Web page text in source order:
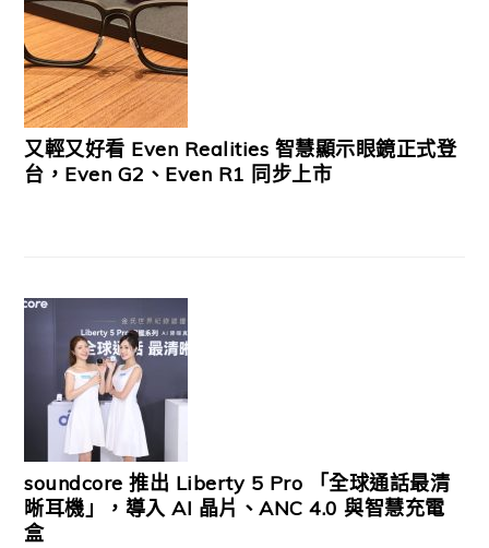
又輕又好看 Even Realities 智慧顯示眼鏡正式登
台，Even G2、Even R1 同步上市
soundcore 推出 Liberty 5 Pro 「全球通話最清
晰耳機」，導入 AI 晶片、ANC 4.0 與智慧充電
盒